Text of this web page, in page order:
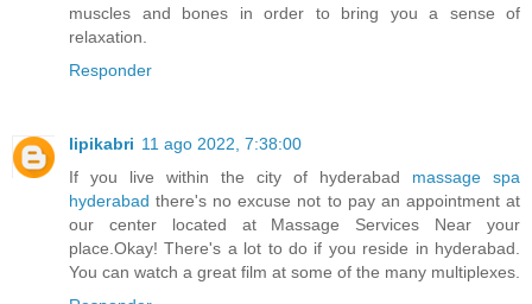
muscles and bones in order to bring you a sense of
relaxation.
Responder
lipikabri 11 ago 2022, 7:38:00
If you live within the city of hyderabad massage spa
hyderabad there's no excuse not to pay an appointment at
our center located at Massage Services Near your
place.Okay! There's a lot to do if you reside in hyderabad.
You can watch a great film at some of the many multiplexes.